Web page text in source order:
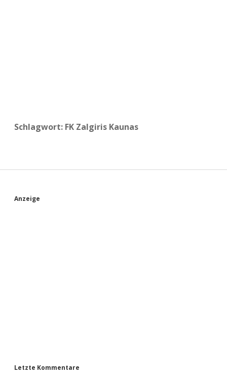
Schlagwort: FK Zalgiris Kaunas
S
Anzeige
Letzte Kommentare